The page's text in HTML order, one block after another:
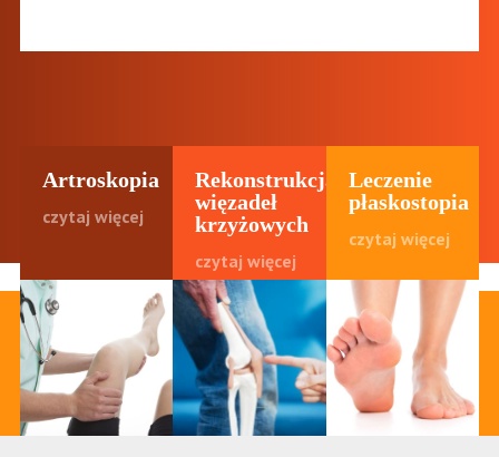
Artroskopia
czytaj więcej
Rekonstrukcja
więzadeł
krzyżowych
czytaj więcej
Leczenie
płaskostopia
czytaj więcej